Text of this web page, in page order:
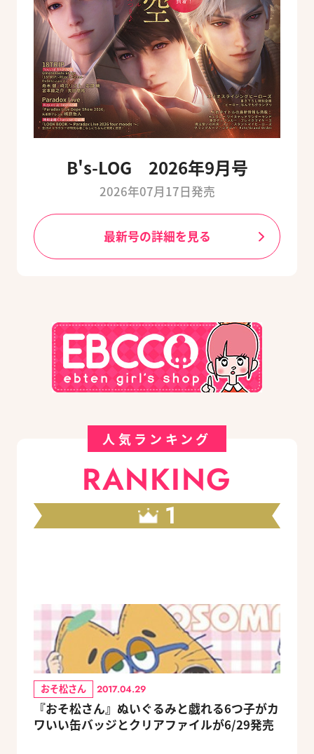
B's-LOG 2026年9月号
2026年07月17日発売
最新号の詳細を見る
人気ランキング
RANKING
1
おそ松さん 2017.04.29
『おそ松さん』ぬいぐるみと戯れる6つ子がカ
ワいい缶バッジとクリアファイルが6/29発売